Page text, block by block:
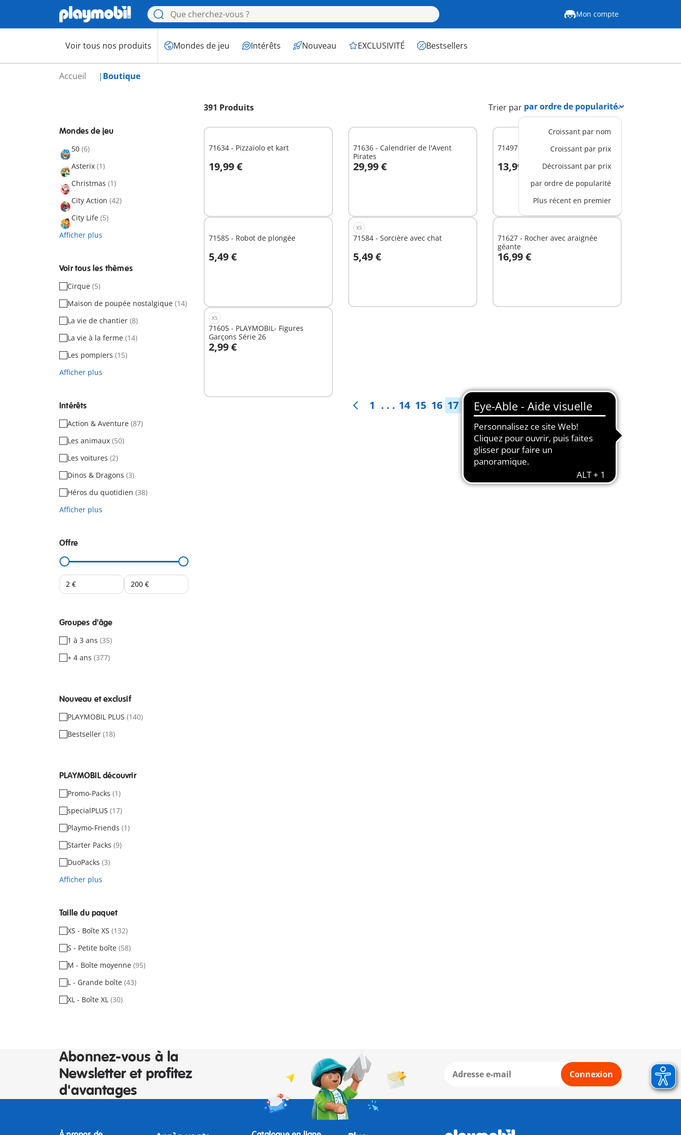
Mon compte
Voir tous nos produits Mondes de jeu Intérêts Nouveau EXCLUSIVITÉ Bestsellers
Accueil Boutique
391 Produits Trier par
Croissant par nom
Croissant par prix
Décroissant par prix
par ordre de popularité
Plus récent en premier
Mondes de jeu
50 (6)
Asterix (1)
Christmas (1)
City Action (42)
City Life (5)
Afficher plus
Voir tous les thèmes
Cirque (5)
Maison de poupée nostalgique (14)
La vie de chantier (8)
La vie à la ferme (14)
Les pompiers (15)
Afficher plus
Intérêts
Action & Aventure (87)
Les animaux (50)
Les voitures (2)
Dinos & Dragons (3)
Héros du quotidien (38)
Afficher plus
Offre
Groupes d'âge
1 à 3 ans (35)
+ 4 ans (377)
Nouveau et exclusif
PLAYMOBIL PLUS (140)
Bestseller (18)
PLAYMOBIL découvrir
Promo-Packs (1)
specialPLUS (17)
Playmo-Friends (1)
Starter Packs (9)
DuoPacks (3)
Afficher plus
Taille du paquet
XS - Boîte XS (132)
S - Petite boîte (58)
M - Boîte moyenne (95)
L - Grande boîte (43)
XL - Boîte XL (30)
71634 - Pizzaïolo et kart
19,99 €
Au panier
71636 - Calendrier de l'Avent
Pirates
29,99 €
Au panier
71497 - Thérapeute et cheval
13,99 €
Au panier
71585 - Robot de plongée
5,49 €
XS
71584 - Sorcière avec chat
5,49 €
71627 - Rocher avec araignée
géante
16,99 €
XS
71605 - PLAYMOBIL- Figures
Garçons Série 26
2,99 €
1 . . . 14 15 16 17
Abonnez-vous à la
Newsletter et profitez
d'avantages
Connexion